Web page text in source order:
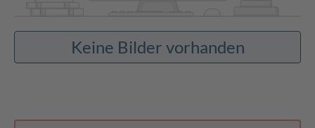
Keine Bilder vorhanden